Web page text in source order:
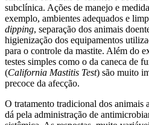
subclínica. Ações de manejo e
exemplo, ambientes adequados e
dipping, separação dos animais
higienização dos equipamentos
para o controle da mastite. Além do
testes simples como o da caneca de
(California Mastitis Test) são muito
precoce da afecção.
O tratamento tradicional dos animais
dá pela administração de